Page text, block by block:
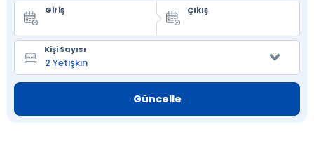
Giriş Çıkış
Kişi Sayısı
Güncelle